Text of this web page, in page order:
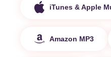
iTunes & Apple
Amazon MP3